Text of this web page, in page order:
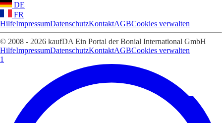
DE
FR
HilfeImpressumDatenschutzKontaktAGBCookies verwalten
© 2008 - 2026 kaufDA Ein Portal der Bonial International GmbH
HilfeImpressumDatenschutzKontaktAGBCookies verwalten
1